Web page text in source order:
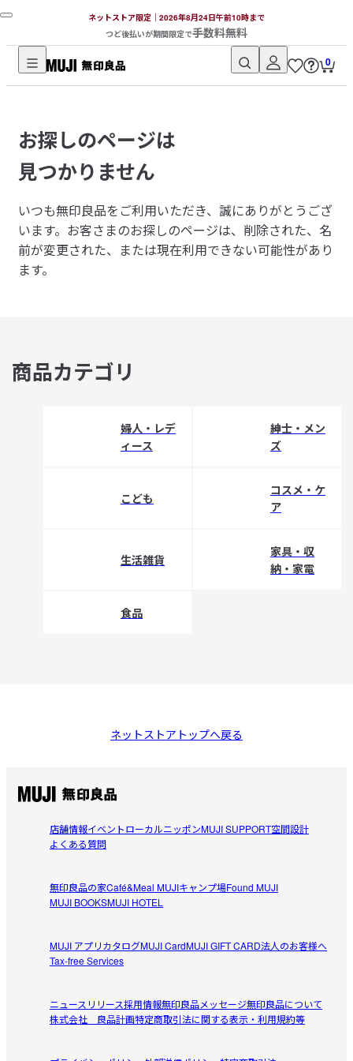
ネットストア限定｜2026年8月24日午前10時まで
つど後払いが期間限定で手数料無料
無
品
ネ
ッ
ト
ス
ト
ア
0
お探しのページは
見つかりません
いつも無印良品をご利用いただき、誠にありがとうござ
います。 お客さまのお探しのページは、削除された、名
前が変更された、または現在利用できない可能性があり
ます。
商品カテゴリ
婦人・レデ
ィース
紳士・メン
ズ
こども
コスメ・ケ
ア
生活雑貨
家具・収
納・家電
食品
ネットストアトップへ戻る
店舗情報イベントローカルニッポンMUJI SUPPORT空間設計
よくある質問
無印良品の家Café&Meal MUJIキャンプ場Found MUJI
MUJI BOOKSMUJI HOTEL
MUJI アプリカタログMUJI CardMUJI GIFT CARD法人のお客様へ
Tax-free Services
ニュースリリース採用情報無印良品メッセージ無印良品について
株式会社 良品計画特定商取引法に関する表示・利用規約等